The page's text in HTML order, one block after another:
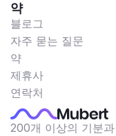
약
블로그
자주 묻는 질문
약
제휴사
연락처
200개 이상의 기분